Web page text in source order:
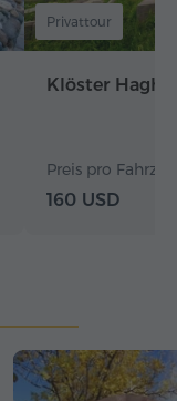
Privattour
Klöster
Preis pro
160 USD